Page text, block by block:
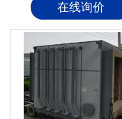
在线询价